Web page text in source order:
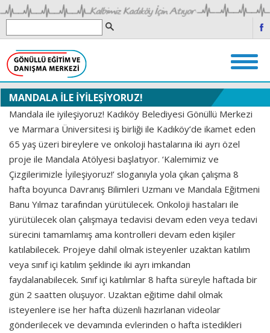
MANDALA İLE İYİLEŞİYORUZ!
Mandala ile iyileşiyoruz! Kadıköy Belediyesi Gönüllü Merkezi
ve Marmara Üniversitesi iş birliği ile Kadıköy’de ikamet eden
65 yaş üzeri bireylere ve onkoloji hastalarına iki ayrı özel
proje ile Mandala Atölyesi başlatıyor. ‘Kalemimiz ve
Çizgilerimizle İyileşiyoruz!’ sloganıyla yola çıkan çalışma 8
hafta boyunca Davranış Bilimleri Uzmanı ve Mandala Eğitmeni
Banu Yılmaz tarafından yürütülecek. Onkoloji hastaları ile
yürütülecek olan çalışmaya tedavisi devam eden veya tedavi
sürecini tamamlamış ama kontrolleri devam eden kişiler
katılabilecek. Projeye dahil olmak isteyenler uzaktan katılım
veya sınıf içi katılım şeklinde iki ayrı imkandan
faydalanabilecek. Sınıf içi katılımlar 8 hafta süreyle haftada bir
gün 2 saatten oluşuyor. Uzaktan eğitime dahil olmak
isteyenlere ise her hafta düzenli hazırlanan videolar
gönderilecek ve devamında evlerinden o hafta istedikleri